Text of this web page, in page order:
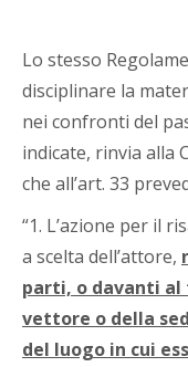
Lo stesso
disciplinare la
nei confronti del
indicate, rinvia alla
che all’art. 33
“1. L’azione per il
a scelta dell’attore,
parti, o davanti
vettore o della
del luogo in cui